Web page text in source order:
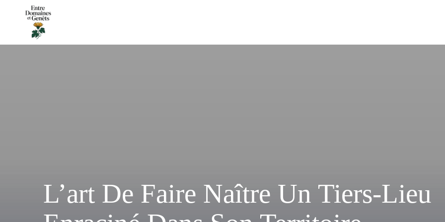
L’art De Faire Naître Un Tiers-Lieu